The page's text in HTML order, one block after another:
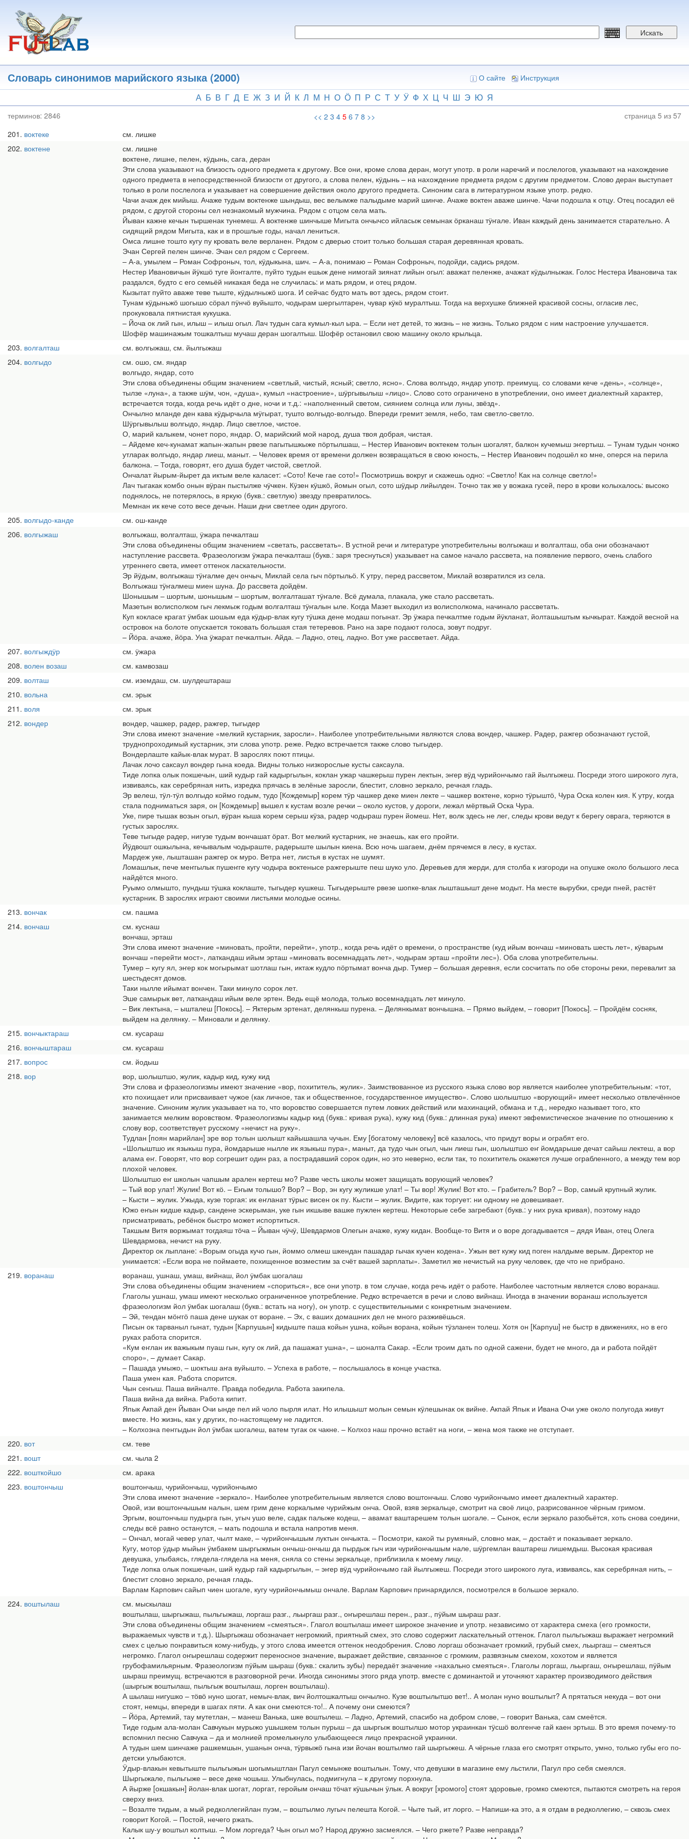
основному
содержанию
Искать
Словарь синонимов марийского языка (2000) О сайте Инструкция
А Б В Г Д Е Ж З И Й К Л М Н О Ӧ П Р С Т У Ӱ Ф Х Ц Ч Ш Э Ю Я
терминов: 2846 << 2 3 4 5 6 7 8 >>
страница 5 из 57
201 воктеке
см. лишке
202 воктене
см. лишне
воктене, лишне, пелен, кӱдынь, сага, деран
Эти слова указывают на близость одного предмета к другому. Все они, кроме слова деран, могут употр. в роли наречий и послелогов, указывают на нахождение
одного предмета в непосредственной близости от другого, а слова пелен, кӱдынь – на нахождение предмета рядом с другим предметом. Слово деран выступает
только в роли послелога и указывает на совершение действия около другого предмета. Синоним сага в литературном языке употр. редко.
Чачи ачаж дек мийыш. Ачаже тудым воктенже шындыш, вес велымже палыдыме марий шинче. Ачаже воктен аваже шинче. Чачи подошла к отцу. Отец посадил её
рядом, с другой стороны сел незнакомый мужчина. Рядом с отцом села мать.
Йыван кажне кечын тыршенак тунемеш. А воктенже шинчыше Мигыта ончычсо ийласыж семынак ӧрканаш тӱҥале. Иван каждый день занимается старательно. А
сидящий рядом Мигыта, как и в прошлые годы, начал лениться.
Омса лишне тошто кугу пу кровать веле верланен. Рядом с дверью стоит только большая старая деревянная кровать.
Эчан Сергей пелен шинче. Эчан сел рядом с Сергеем.
– А-а, умылем – Роман Софроныч, тол, кӱдыкына, шич. – А-а, понимаю – Роман Софроныч, подойди, садись рядом.
Нестер Ивановичын йӱкшӧ туге йоҥгалте, пуйто тудын ешыж дене нимогай зиянат лийын огыл: аважат пеленже, ачажат кӱдылныжак. Голос Нестера Ивановича так
раздался, будто с его семьёй никакая беда не случилась: и мать рядом, и отец рядом.
Кызытат пуйто аваже теве тыште, кӱдылныжӧ шога. И сейчас будто мать вот здесь, рядом стоит.
Тунам кӱдыньжӧ шогышо сӧрал пӱнчӧ вуйышто, чодырам шергылтарен, чувар кӱкӧ муралтыш. Тогда на верхушке ближней красивой сосны, огласив лес,
прокуковала пятнистая кукушка.
– Йоча ок лий гын, илыш – илыш огыл. Лач тудын сага кумыл-кыл ыра. – Если нет детей, то жизнь – не жизнь. Только рядом с ним настроение улучшается.
Шофёр машинажым тошкалтыш мучаш деран шогалтыш. Шофёр остановил свою машину около крыльца.
203 волгалташ
см. волгыжаш, см. йылгыжаш
204 волгыдо
см. ошо, см. яндар
волгыдо, яндар, сото
Эти слова объединены общим значением «светлый, чистый, ясный; светло, ясно». Слова волгыдо, яндар употр. преимущ. со словами кече «день», «солнце»,
тылзе «луна», а также шӱм, чон, «душа», кумыл «настроение», шӱргывылыш «лицо». Слово сото ограничено в употреблении, оно имеет диалектный характер,
встречается тогда, когда речь идёт о дне, ночи и т.д.: «наполненный светом, сиянием солнца или луны, звёзд».
Ончылно мланде ден кава кӱдырчыла мӱгырат, тушто волгыдо-волгыдо. Впереди гремит земля, небо, там светло-светло.
Шӱргывылыш волгыдо, яндар. Лицо светлое, чистое.
О, марий калыкем, чонет поро, яндар. О, марийский мой народ, душа твоя добрая, чистая.
– Айдеме кеч-кунамат жапын-жапын рвезе пагытышкыже пӧртылшаш, – Нестер Иванович воктекем толын шогалят, балкон кучемыш эҥертыш. – Тунам тудын чонжо
утларак волгыдо, яндар лиеш, маныт. – Человек время от времени должен возвращаться в свою юность, – Нестер Иванович подошёл ко мне, оперся на перила
балкона. – Тогда, говорят, его душа будет чистой, светлой.
Ончалат йырым-йырет да иктым веле каласет: «Сото! Кече гае сото!» Посмотришь вокруг и скажешь одно: «Светло! Как на солнце светло!»
Лач тыгакак комбо онын вӱран пыстылже чӱчкен. Кӱзен кӱшкӧ, йомын огыл, сото шӱдыр лийылден. Точно так же у вожака гусей, перо в крови колыхалось: высоко
поднялось, не потерялось, в яркую (букв.: светлую) звезду превратилось.
Мемнан ик кече сото весе дечын. Наши дни светлее один другого.
205 волгыдо-канде
см. ош-канде
206 волгыжаш
волгыжаш, волгалташ, ӱжара печкалташ
Эти слова объединены общим значением «светать, рассветать». В устной речи и литературе употребительны волгыжаш и волгалташ, оба они обозначают
наступление рассвета. Фразеологизм ӱжара печкалташ (букв.: заря треснуться) указывает на самое начало рассвета, на появление первого, очень слабого
утреннего света, имеет оттенок ласкательности.
Эр йӱдым, волгыжаш тӱҥалме деч ончыч, Миклай села гыч пӧртыльӧ. К утру, перед рассветом, Миклай возвратился из села.
Волгыжаш тӱҥалмеш миен шуна. До рассвета дойдём.
Шонышым – шортым, шонышым – шортым, волгалташат тӱҥале. Всё думала, плакала, уже стало рассветать.
Мазетын волисполком гыч лекмыж годым волгалташ тӱҥалын ыле. Когда Мазет выходил из волисполкома, начинало рассветать.
Куп кокласе крагат ӱмбак шошым еда кӱдыр-влак кугу тӱшка дене модаш погынат. Эр ӱжара печкалтме годым йӱкланат, йолташыштым кычкырат. Каждой весной на
островок на болоте опускается токовать большая стая тетеревов. Рано на заре подают голоса, зовут подруг.
– Йӧра. ачаже, йӧра. Уна ӱжарат печкалтын. Айда. – Ладно, отец, ладно. Вот уже рассветает. Айда.
207 волгыждӱр
см. ӱжара
208 волен возаш
см. камвозаш
209 волташ
см. иземдаш, см. шулдештараш
210 вольна
см. эрык
211 воля
см. эрык
212 вондер
вондер, чашкер, радер, ражгер, тыгыдер
Эти слова имеют значение «мелкий кустарник, заросли». Наиболее употребительными являются слова вондер, чашкер. Радер, ражгер обозначают густой,
труднопроходимый кустарник, эти слова употр. реже. Редко встречается также слово тыгыдер.
Вондерлаште кайык-влак мурат. В зарослях поют птицы.
Лачак лочо саксаул вондер гына коеда. Видны только низкорослые кусты саксаула.
Тиде лопка олык покшечын, ший кудыр гай кадыргылын, коклан ужар чашкерыш пурен лектын, эҥер вӱд чурийончымо гай йылгыжеш. Посреди этого широкого луга,
извиваясь, как серебряная нить, изредка прячась в зелёные заросли, блестит, словно зеркало, речная гладь.
Эр велеш, тӱл-тӱл волгыдо коймо годым, тудо [Кождемыр] корем тӱр чашкер деке миен лекте – чашкер воктене, корно тӱрыштӧ, Чура Оска колен кия. К утру, когда
стала подниматься заря, он [Кождемыр] вышел к кустам возле речки – около кустов, у дороги, лежал мёртвый Оска Чура.
Уке, пире тышак возын огыл, вӱран кыша корем серыш кӱза, радер чодыраш пурен йомеш. Нет, волк здесь не лег, следы крови ведут к берегу оврага, теряются в
густых зарослях.
Теве тыгыде радер, нигузе тудым вончашат ӧрат. Вот мелкий кустарник, не знаешь, как его пройти.
Йӱдвошт ошкылына, кечывалым чодыраште, радерыште шылын киена. Всю ночь шагаем, днём прячемся в лесу, в кустах.
Мардеж уке, лышташан ражгер ок муро. Ветра нет, листья в кустах не шумят.
Ломашлык, пече меҥгылык пушеҥге кугу чодыра воктенысе ражгерыште пеш шуко уло. Деревьев для жерди, для столба к изгороди на опушке около большого леса
найдётся много.
Руымо олмышто, пундыш тӱшка коклаште, тыгыдер кушкеш. Тыгыдерыште рвезе шопке-влак лышташышт дене модыт. На месте вырубки, среди пней, растёт
кустарник. В зарослях играют своими листьями молодые осины.
213 вончак
см. пашма
214 вончаш
см. куснаш
вончаш, эрташ
Эти слова имеют значение «миновать, пройти, перейти», употр., когда речь идёт о времени, о пространстве (куд ийым вончаш «миновать шесть лет», кӱварым
вончаш «перейти мост», латкандаш ийым эрташ «миновать восемнадцать лет», чодырам эрташ «пройти лес»). Оба слова употребительны.
Тумер – кугу ял, эҥер кок могырымат шотлаш гын, иктаж кудло пӧртымат вонча дыр. Тумер – большая деревня, если сосчитать по обе стороны реки, перевалит за
шестьдесят домов.
Таки нылле ийымат вончен. Таки минуло сорок лет.
Эше самырык вет, латкандаш ийым веле эртен. Ведь ещё молода, только восемнадцать лет минуло.
– Вик лектына, – ышталеш [Покось]. – Яктерым эртенат, делянкыш пурена. – Делянкымат вончышна. – Прямо выйдем, – говорит [Покось]. – Пройдём сосняк,
выйдем на делянку. – Миновали и делянку.
215 вончыктараш
см. кусараш
216 вончыштараш
см. кусараш
217 вопрос
см. йодыш
218 вор
вор, шолыштшо, жулик, кадыр кид, кужу кид
Эти слова и фразеологизмы имеют значение «вор, похититель, жулик». Заимствованное из русского языка слово вор является наиболее употребительным: «тот,
кто похищает или присваивает чужое (как личное, так и общественное, государственное имущество». Слово шолыштшо «ворующий» имеет несколько отвлечённое
значение. Синоним жулик указывает на то, что воровство совершается путем ловких действий или махинаций, обмана и т.д., нередко называет того, кто
занимается мелким воровством. Фразеологизмы кадыр кид (букв.: кривая рука), кужу кид (букв.: длинная рука) имеют эвфемистическое значение по отношению к
слову вор, соответствует русскому «нечист на руку».
Тудлан [поян марийлан] эре вор толын шолышт кайышашла чучын. Ему [богатому человеку] всё казалось, что придут воры и ограбят его.
«Шолыштшо ик языкыш пура, йомдарыше нылле ик языкыш пура», маныт, да тудо чын огыл, чын лиеш гын, шолыштшо еҥ йомдарыше дечат сайыш лектеш, а вор
алама еҥ. Говорят, что вор согрешит один раз, а пострадавший сорок один, но это неверно, если так, то похититель окажется лучше ограбленного, а между тем вор
плохой человек.
Шолыштшо еҥ школын чапшым арален кертеш мо? Разве честь школы может защищать ворующий человек?
– Тый вор улат! Жулик! Вот кӧ. – Еҥым толышо? Вор? – Вор, эн кугу жуликше улат! – Ты вор! Жулик! Вот кто. – Грабитель? Вор? – Вор, самый крупный жулик.
– Кысти – жулик. Ужыда, кузе торгая: ик еҥланат тӱрыс висен ок пу. Кысти – жулик. Видите, как торгует: ни одному не довешивает.
Южо еҥын кидше кадыр, сандене эскерыман, уке гын икшыве вашке пужлен кертеш. Некоторые себе загребают (букв.: у них рука кривая), поэтому надо
присматривать, ребёнок быстро может испортиться.
Такшым Витя воржымат тогдаяш тӧча – Йыван чӱчӱ, Шевдармов Олегын ачаже, кужу кидан. Вообще-то Витя и о воре догадывается – дядя Иван, отец Олега
Шевдармова, нечист на руку.
Директор ок лыплане: «Ворым огыда кучо гын, йоммо олмеш шкендан пашадар гычак кучен кодена». Ужын вет кужу кид поген налдыме верым. Директор не
унимается: «Если вора не поймаете, похищенное возместим за счёт вашей зарплаты». Заметил же нечистый на руку человек, где что не прибрано.
219 воранаш
воранаш, ушнаш, умаш, вийнаш, йол ӱмбак шогалаш
Эти слова объединены общим значением «спориться», все они употр. в том случае, когда речь идёт о работе. Наиболее частотным является слово воранаш.
Глаголы ушнаш, умаш имеют несколько ограниченное употребление. Редко встречается в речи и слово вийнаш. Иногда в значении воранаш используется
фразеологизм йол ӱмбак шогалаш (букв.: встать на ногу), он употр. с существительными с конкретным значением.
– Эй, тендан мӧҥгӧ паша дене шукак от воране. – Эх, с ваших домашних дел не много разживёшься.
Писын ок тарваныл гынат, тудын [Карпушын] кидыште паша койын ушна, койын ворана, койын тӱзланен толеш. Хотя он [Карпуш] не быстр в движениях, но в его
руках работа спорится.
«Кум еҥлан ик важыкым пуаш гын, кугу ок лий, да пашажат ушна», – шоналта Сакар. «Если троим дать по одной сажени, будет не много, да и работа пойдёт
споро», – думает Сакар.
– Пашада умыжо, – шоктыш аҥа вуйышто. – Успеха в работе, – послышалось в конце участка.
Паша умен кая. Работа спорится.
Чын сеҥыш. Паша вийналте. Правда победила. Работа закипела.
Паша вийна да вийна. Работа кипит.
Япык Акпай ден Йыван Очи ынде пел ий чоло пырля илат. Но илышышт молын семын кӱлешынак ок вийне. Акпай Япык и Ивана Очи уже около полугода живут
вместе. Но жизнь, как у других, по-настоящему не ладится.
– Колхозна пеҥгыдын йол ӱмбак шогалеш, ватем тугак ок чакне. – Колхоз наш прочно встаёт на ноги, – жена моя также не отступает.
220 вот
см. теве
221 вошт
см. чыла 2
222 вошткойшо
см. арака
223 воштончыш
воштончыш, чурийончыш, чурийончымо
Эти слова имеют значение «зеркало». Наиболее употребительным является слово воштончыш. Слово чурийончымо имеет диалектный характер.
Овой, изи воштончышым налын, шем грим дене коркалыме чурийжым онча. Овой, взяв зеркальце, смотрит на своё лицо, разрисованное чёрным гримом.
Эргым, воштончыш пудырга гын, угыч ушо веле, садак палыже кодеш, – авамат ваштарешем толын шогале. – Сынок, если зеркало разобьётся, хоть снова соедини,
следы всё равно останутся, – мать подошла и встала напротив меня.
– Ончал, могай чевер улат, чылт маке, – чурийончышым луктын ончыкта. – Посмотри, какой ты румяный, словно мак, – достаёт и показывает зеркало.
Кугу, мотор ӱдыр мыйын ӱмбакем шыргыжмын ончыш-ончыш да пырдыж гыч изи чурийончышым нале, шӱргемлан ваштареш лишемдыш. Высокая красивая
девушка, улыбаясь, глядела-глядела на меня, сняла со стены зеркальце, приблизила к моему лицу.
Тиде лопка олык покшечын, ший кудыр гай кадыргылын, – эҥер вӱд чурийончымо гай йылгыжеш. Посреди этого широкого луга, извиваясь, как серебряная нить, –
блестит словно зеркало, речная гладь.
Варлам Карпович сайып чиен шогале, кугу чурийончымыш ончале. Варлам Карпович принарядился, посмотрелся в большое зеркало.
224 воштылаш
см. мыскылаш
воштылаш, шыргыжаш, пыльгыжаш, лоргаш разг., льыргаш разг., оҥырешлаш перен., разг., пӱйым шыраш разг.
Эти слова объединены общим значением «смеяться». Глагол воштылаш имеет широкое значение и употр. независимо от характера смеха (его громкости,
выражаемых чувств и т.д.). Шыргыжаш обозначает негромкий, приятный смех, это слово содержит ласкательный оттенок. Глагол пыльгыжаш выражает негромкий
смех с целью понравиться кому-нибудь, у этого слова имеется оттенок неодобрения. Слово лоргаш обозначает громкий, грубый смех, льыргаш – смеяться
негромко. Глагол оҥырешлаш содержит переносное значение, выражает действие, связанное с громким, развязным смехом, хохотом и является
грубофамильярным. Фразеологизм пӱйым шыраш (букв.: скалить зубы) передаёт значение «нахально смеяться». Глаголы лоргаш, льыргаш, оҥырешлаш, пӱйым
шыраш преимущ. встречаются в разговорной речи. Иногда синонимы этого ряда употр. вместе с доминантой и уточняют характер производимого действия
(шыргыж воштылаш, пыльгыж воштылаш, лорген воштылаш).
А шылаш нигушко – тӧвӧ нуно шогат, немыч-влак, вич йолтошкалтыш ончылно. Кузе воштылытшо вет!.. А молан нуно воштылыт? А прятаться некуда – вот они
стоят, немцы, впереди в шагах пяти. А как они смеются-то!.. А почему они смеются?
– Йӧра, Артемий, тау мутетлан, – манеш Ванька, шке воштылеш. – Ладно, Артемий, спасибо на добром слове, – говорит Ванька, сам смеётся.
Тиде годым ала-молан Савчукын мурыжо ушышкем толын пурыш – да шыргыж воштылшо мотор украинкан тӱсшӧ волгенче гай каен эртыш. В это время почему-то
вспомнил песню Савчука – да и молнией промелькнуло улыбающееся лицо прекрасной украинки.
А тудын шем шинчаже рашкемшын, ушанын онча, тӱрвыжӧ гына изи йочан воштылмо гай шыргыжеш. А чёрные глаза его смотрят открыто, умно, только губы его по-
детски улыбаются.
Ӱдыр-влакын кевытыште пыльгыжын шогымыштлан Пагул семынже воштылын. Тому, что девушки в магазине ему льстили, Пагул про себя смеялся.
Шыргыжале, пыльгыже – весе деке чошыш. Улыбнулась, подмигнула – к другому порхнула.
А йырже [окшакын] йолан-влак шогат, лоргат, геройым ончаш тӧчат кӱшычын ӱлык. А вокруг [хромого] стоят здоровые, громко смеются, пытаются смотреть на героя
сверху вниз.
– Возалте тидым, а мый редколлегийлан пуэм, – воштылмо лугыч пелешта Когой. – Чыте тый, ит лорго. – Напиши-ка это, а я отдам в редколлегию, – сквозь смех
говорит Когой. – Постой, нечего ржать.
Калык шу-у воштыл колтыш. – Мом лоргеда? Чын огыл мо? Народ дружно засмеялся. – Чего ржете? Разве неправда?